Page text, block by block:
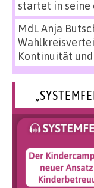
startet in seine
MdL Anja
Kontinuität